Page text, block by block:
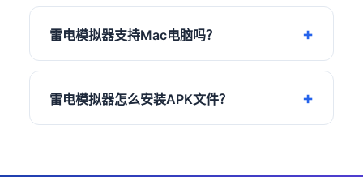
雷电模拟器支持Mac电脑吗？
雷电模拟器怎么安装APK文件？